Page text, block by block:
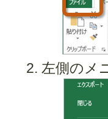
左側のメ